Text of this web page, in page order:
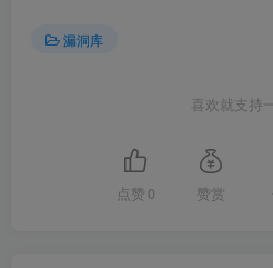
漏洞库
喜欢就支持
点赞 0 赞赏